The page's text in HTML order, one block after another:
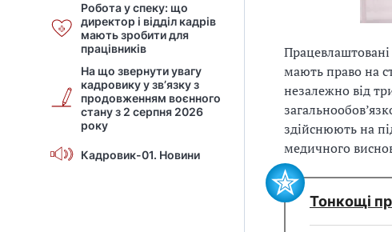
Робота у спеку: що
директор і відділ кадрів
мають зробити для
працівників
На що звернути увагу
кадровику у зв’язку з
продовженням воєнного
стану з 2 серпня 2026
року
Кадровик-01. Новини
Працевлаштовані
мають право на
незалежно від
здійснюють на
медичного
Тонкощі